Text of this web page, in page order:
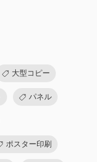
大型コピー
パネル
ポスター印刷